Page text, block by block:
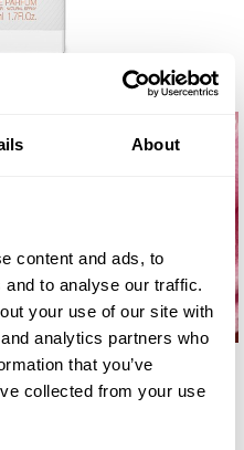
About
content and ads, to
to analyse our traffic.
your use of our site with
analytics partners who
that you’ve
collected from your use